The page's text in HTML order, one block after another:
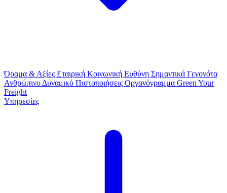
Όραμα & Αξίες Εταιρική Κοινωνική Ευθύνη Σημαντικά Γεγονότα
Ανθρώπινο Δυναμικό Πιστοποιήσεις Οργανόγραμμα Green Your
Freight
Υπηρεσίες